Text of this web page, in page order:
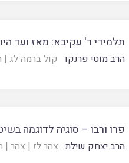
תלמידי ר' עקיבא: מאז ועד
הרב מוטי פרנקו קול ברמה לג |
פרו ורבו – סוגיה לדוגמה
הרב יצחק שילת צהר לז | צהר |